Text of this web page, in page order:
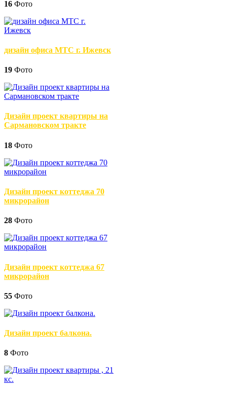
16 Фото
дизайн офиса МТС г. Ижевск
19 Фото
Дизайн проект квартиры на
Сармановском тракте
18 Фото
Дизайн проект коттеджа 70
микрорайон
28 Фото
Дизайн проект коттеджа 67
микрорайон
55 Фото
Дизайн проект балкона.
8 Фото